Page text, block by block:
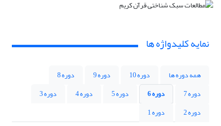
نمایه کلیدواژه ها
همه دوره ها دوره 10 دوره 9
دوره 8
دوره 7
دوره 6 دوره 5 دوره 4
دوره 3
دوره 2
دوره 1